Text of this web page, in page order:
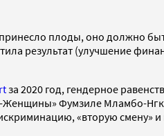
плоды, оно должно
результат (улучшение
за 2020 год, гендерное
Фумзиле Мламбо-
«вторую смену»